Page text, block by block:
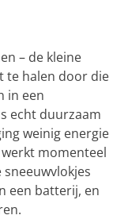
– de kleine
te halen door die
in een
echt duurzaam
weinig energie
momenteel
een batterij, en